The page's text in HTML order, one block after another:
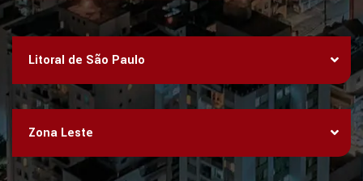
Litoral de São Paulo
Zona Leste